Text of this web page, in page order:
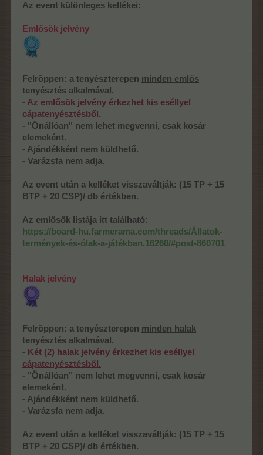
Az event különleges kellékei:
Emlősök jelvény
Felröppen: a tenyészterepen minden emlős
tenyésztés alkalmával.
- Az emlősök jelvény érkezhet kis eséllyel
cápatenyésztésből .
- "Önállóan" nem lehet megvenni, csak kosár
elemeként.
- Ajándékként nem küldhető.
- Varázsfa nem adja.
Az event után a kelléket visszaváltják: (15 TP + 15
BTP + 20 CSP)/ db értékben.
Az emlősök listája itt található:
https://board-hu.farmerama.com/threads/Állatok-
termények-és-ólak-a-játékban.16260/#post-860701
Halak jelvény
Felröppen: a tenyészterepen minden halak
tenyésztés alkalmával.
- Két (2) halak jelvény érkezhet kis eséllyel
cápatenyésztésből.
- "Önállóan" nem lehet megvenni, csak kosár
elemeként.
- Ajándékként nem küldhető.
- Varázsfa nem adja.
Az event után a kelléket visszaváltják: (15 TP + 15
BTP + 20 CSP)/ db értékben.